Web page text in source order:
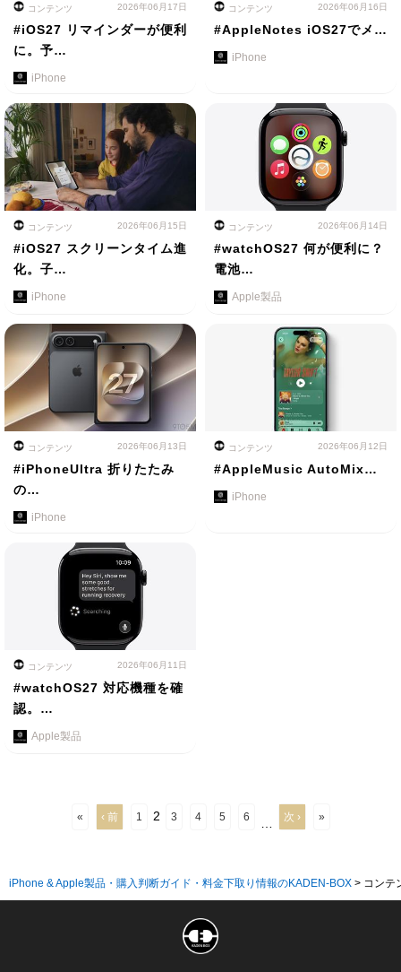
コンテンツ 2026年06月17日
#iOS27 リマインダーが便利
に。予…
iPhone
コンテンツ 2026年06月16日
#AppleNotes iOS27でメ…
iPhone
コンテンツ 2026年06月15日
#iOS27 スクリーンタイム進
化。子…
iPhone
コンテンツ 2026年06月14日
#watchOS27 何が便利に？
電池…
Apple製品
コンテンツ 2026年06月13日
#iPhoneUltra 折りたたみ
の…
iPhone
コンテンツ 2026年06月12日
#AppleMusic AutoMix…
iPhone
コンテンツ 2026年06月11日
#watchOS27 対応機種を確
認。…
Apple製品
« ‹ 前 1 2 3 4 5 6 次 › »
iPhone & Apple製品・購入判断ガイド・料金下取り情報のKADEN-BOX > コンテ